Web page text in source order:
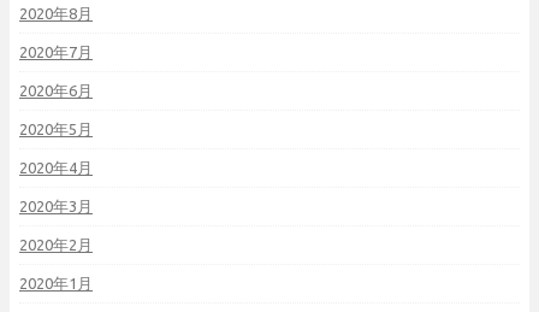
2020年8月
2020年7月
2020年6月
2020年5月
2020年4月
2020年3月
2020年2月
2020年1月